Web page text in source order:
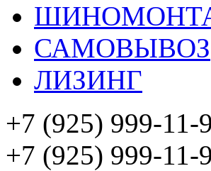
САМОВЫВОЗ
ЛИЗИНГ
+7 (925) 999-11-
+7 (925) 999-11-